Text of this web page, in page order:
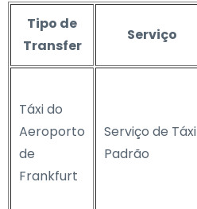
Tipo de
Transfer
Serviço
Táxi do
Aeroporto
de
Frankfurt
Serviço de Táxi
Padrão